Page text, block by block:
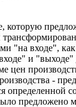
которую
"на входе",
и
цен
-